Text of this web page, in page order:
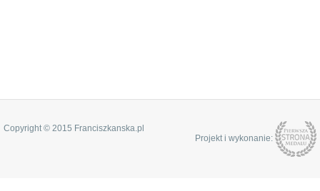
Copyright © 2015 Franciszkanska.pl
Projekt i wykonanie: